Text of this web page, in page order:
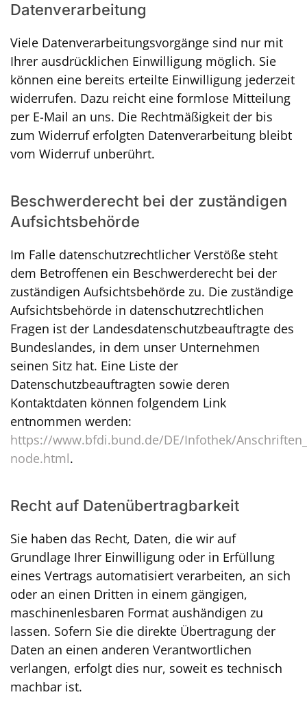
Datenverarbeitung
Viele Datenverarbeitungsvorgänge sind nur mit
Ihrer ausdrücklichen Einwilligung möglich. Sie
können eine bereits erteilte Einwilligung jederzeit
widerrufen. Dazu reicht eine formlose Mitteilung
per E-Mail an uns. Die Rechtmäßigkeit der bis
zum Widerruf erfolgten Datenverarbeitung bleibt
vom Widerruf unberührt.
Beschwerderecht bei der zuständigen
Aufsichtsbehörde
Im Falle datenschutzrechtlicher Verstöße steht
dem Betroffenen ein Beschwerderecht bei der
zuständigen Aufsichtsbehörde zu. Die zuständige
Aufsichtsbehörde in datenschutzrechtlichen
Fragen ist der Landesdatenschutzbeauftragte des
Bundeslandes, in dem unser Unternehmen
seinen Sitz hat. Eine Liste der
Datenschutzbeauftragten sowie deren
Kontaktdaten können folgendem Link
entnommen werden:
https://www.bfdi.bund.de/DE/Infothek/
node.html.
Recht auf Datenübertragbarkeit
Sie haben das Recht, Daten, die wir auf
Grundlage Ihrer Einwilligung oder in Erfüllung
eines Vertrags automatisiert verarbeiten, an sich
oder an einen Dritten in einem gängigen,
maschinenlesbaren Format aushändigen zu
lassen. Sofern Sie die direkte Übertragung der
Daten an einen anderen Verantwortlichen
verlangen, erfolgt dies nur, soweit es technisch
machbar ist.